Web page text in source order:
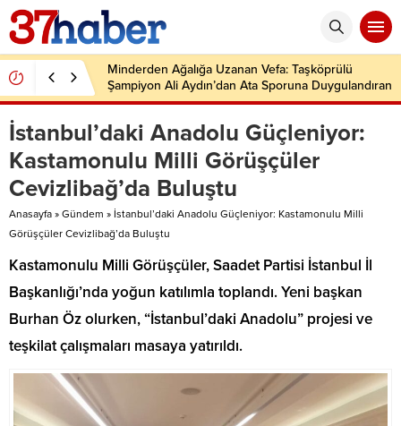
Minderden Ağalığa Uzanan Vefa: Taşköprülü
Şampiyon Ali Aydın’dan Ata Sporuna Duygulandıran
Dönüş
İstanbul’daki Anadolu Güçleniyor:
Kastamonulu Milli Görüşçüler
Cevizlibağ’da Buluştu
Anasayfa » Gündem » İstanbul’daki Anadolu Güçleniyor: Kastamonulu Milli
Görüşçüler Cevizlibağ’da Buluştu
Kastamonulu Milli Görüşçüler, Saadet Partisi İstanbul İl
Başkanlığı’nda yoğun katılımla toplandı. Yeni başkan
Burhan Öz olurken, “İstanbul’daki Anadolu” projesi ve
teşkilat çalışmaları masaya yatırıldı.